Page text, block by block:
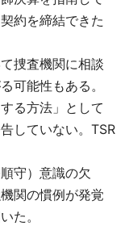
約を締結できた
捜査機関に相談
可能性もある。
る方法」として
していない。TSR
守）意識の欠
関の慣例が発覚
いた。